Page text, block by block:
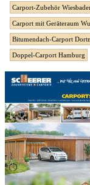
Carport-Zubehör
Carport mit Geräteraum
Bitumendach-Carport
Doppel-Carport Hamburg